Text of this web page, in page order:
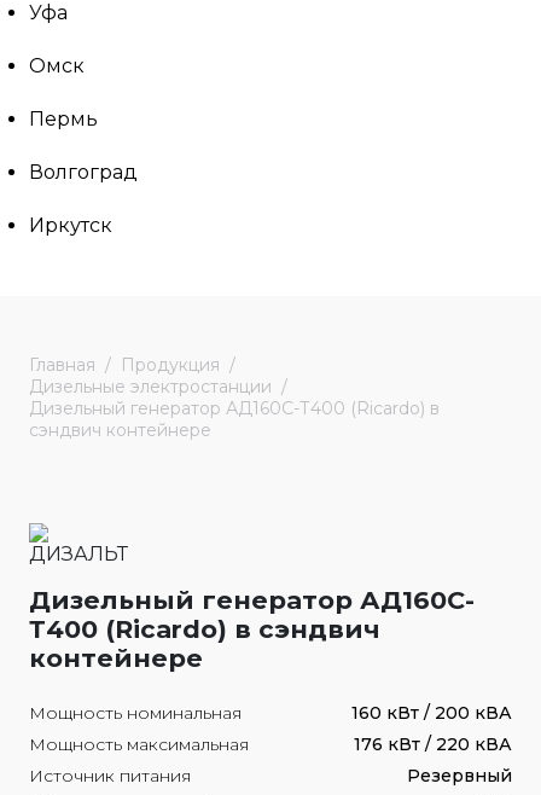
Уфа
Омск
Пермь
Волгоград
Иркутск
Главная
Продукция
Дизельные электростанции
Дизельный генератор АД160С-Т400 (Ricardo) в
сэндвич контейнере
Дизельный генератор АД160С-
Т400 (Ricardo) в сэндвич
контейнере
Мощность номинальная
160 кВт / 200 кВА
Мощность максимальная
176 кВт / 220 кВА
Источник питания
Резервный